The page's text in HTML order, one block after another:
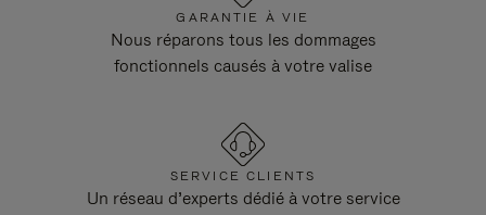
GARANTIE À VIE
Nous réparons tous les dommages
fonctionnels causés à votre valise
SERVICE CLIENTS
Un réseau d’experts dédié à votre service